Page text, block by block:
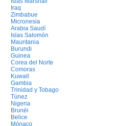
Iraq
Zimbabue
Micronesia
Arabia Saudí
Islas Salomón
Mauritania
Burundi
Guinea
Corea del Norte
Comoras
Kuwait
Gambia
Trinidad y Tobago
Túnez
Nigeria
Brunéi
Belice
Mónaco